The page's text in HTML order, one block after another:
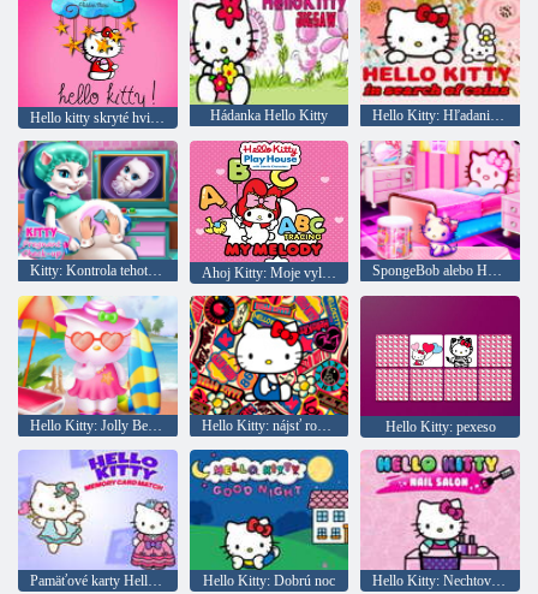
Hádanka Hello Kitty Hello Kitty: Hľadanie mincí
Kitty: Kontrola tehotenstva Ahoj Kitty: Moje vyladenie nápisov SpongeBob alebo Hello Kitty
Hello Kitty: Jolly Beach Hello Kitty: nájsť rozdiely Hello Kitty: pexeso
Pamäťové karty Hello Kitty Hello Kitty: Dobrú noc Hello Kitty: Nechtový salón